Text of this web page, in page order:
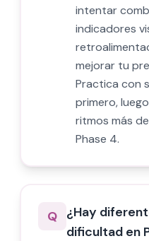
intentar
indicadores
mejorar tu
Practica con
primero,
ritmos más
Phase 4.
Q ¿Hay
dificultad en